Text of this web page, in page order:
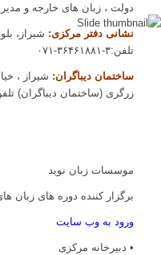
دولت ، زبان های خارجه و
نشانی دفتر مرکزی:
تلفن:۳-۳۶۴۶۱۸۸۱-۰۷۱
ساختمان دیباگران: شیراز ،
زرگری (ساختمان دیباگران) تلفن:۳۶۰۵۶-
موسسات زبان نوید
برگزار کننده دوره های زبان
ورود به وب سایت
• دبیرخانه مرکزی